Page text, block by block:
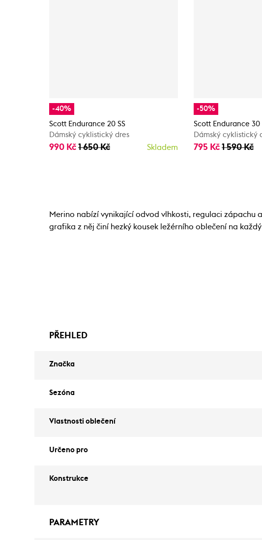
-40%
Scott Endurance 20 SS
Dámský cyklistický dres
990 Kč 1 650 Kč Skladem
-50%
Scott Endurance 30
Dámský cyklistický
795 Kč 1 590 Kč
Merino nabízí vynikající odvod vlhkosti, regulaci zápachu
grafika z něj činí hezký kousek ležérního oblečení na
PŘEHLED
Značka
Sezóna
Vlastnosti oblečení
Určeno pro
Konstrukce
PARAMETRY